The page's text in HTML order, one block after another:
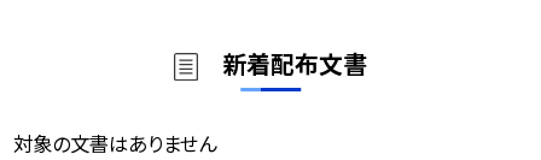
新着配布文書
対象の文書はありません